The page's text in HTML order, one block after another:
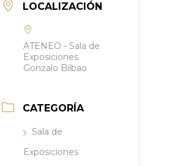
LOCALIZACIÓN
ATENEO - Sala de
Exposiciones
Gonzalo Bilbao
CATEGORÍA
Sala de
Exposiciones